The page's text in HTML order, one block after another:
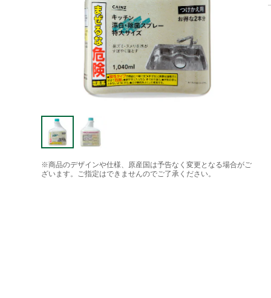
※商品のデザインや仕様、原産国は予告なく変更となる場合がご
ざいます。ご指定はできませんのでご了承ください。